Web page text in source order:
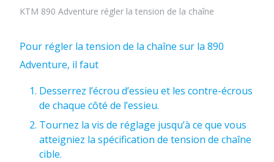
KTM 890 Adventure régler la tension de la chaîne
Pour régler la tension de la chaîne sur la 890
Adventure, il faut
Desserrez l’écrou d’essieu et les contre-écrous
de chaque côté de l’essieu.
Tournez la vis de réglage jusqu’à ce que vous
atteigniez la spécification de tension de chaîne
cible.